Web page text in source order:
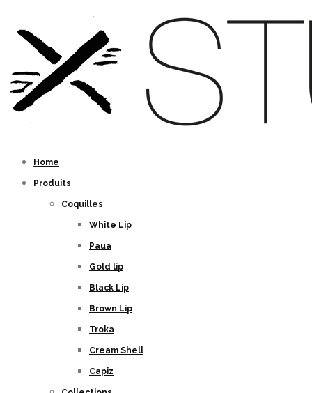
Home
Produits
Coquilles
White Lip
Paua
Gold lip
Black Lip
Brown Lip
Troka
Cream Shell
Capiz